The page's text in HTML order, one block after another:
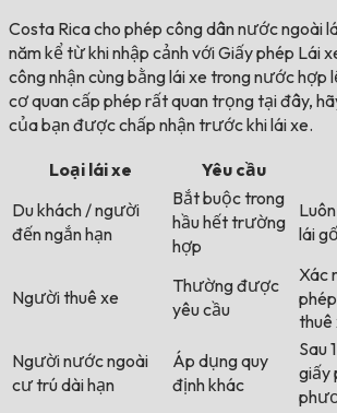
Costa Rica cho phép công dân nước ngoài
năm kể từ khi nhập cảnh với Giấy phép Lái
công nhận cùng bằng lái xe trong nước hợp
cơ quan cấp phép rất quan trọng tại đây,
của bạn được chấp nhận trước khi lái xe.
Loại lái xe Yêu cầu
Du khách / người
đến ngắn hạn
Bắt buộc trong
hầu hết trường
hợp
lái
Người thuê xe
Thường được
yêu cầu
Xác
thuê
Người nước ngoài
cư trú dài hạn
Áp dụng quy
định khác
Sau
giấy